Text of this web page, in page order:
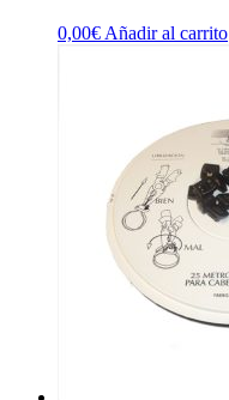
0,00€ Añadir al carrito